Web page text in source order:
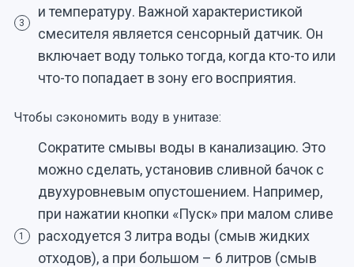
3
и температуру. Важной характеристикой
смесителя является сенсорный датчик. Он
включает воду только тогда, когда кто-то или
что-то попадает в зону его восприятия.
Чтобы сэкономить воду в унитазе:
1
Сократите смывы воды в канализацию. Это
можно сделать, установив сливной бачок с
двухуровневым опустошением. Например,
при нажатии кнопки «Пуск» при малом сливе
расходуется 3 литра воды (смыв жидких
отходов), а при большом – 6 литров (смыв